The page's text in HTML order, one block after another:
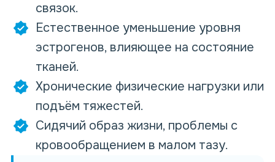
связок.
Естественное уменьшение уровня
эстрогенов, влияющее на состояние
тканей.
Хронические физические нагрузки или
подъём тяжестей.
Сидячий образ жизни, проблемы с
кровообращением в малом тазу.